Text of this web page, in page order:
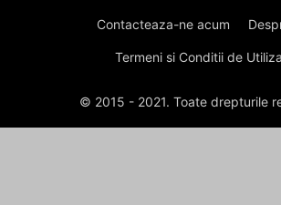
Contacteaza-ne acum
Termeni si Conditii de
© 2015 - 2021. Toate drepturile